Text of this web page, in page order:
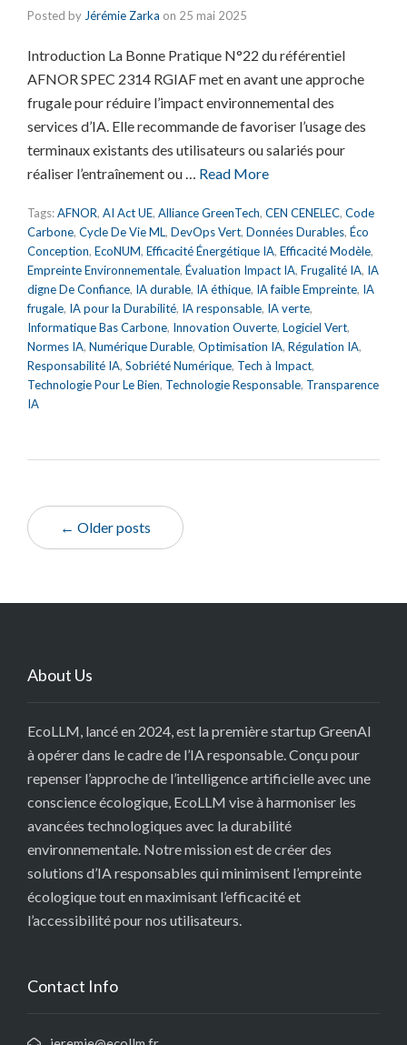
Posted by Jérémie Zarka on 25 mai 2025
Introduction La Bonne Pratique N°22 du référentiel
AFNOR SPEC 2314 RGIAF met en avant une approche
frugale pour réduire l’impact environnemental des
services d’IA. Elle recommande de favoriser l’usage des
terminaux existants des utilisateurs ou salariés pour
réaliser l’entraînement ou … Read More
Tags:AFNOR, AI Act UE, Alliance GreenTech, CEN CENELEC, Code
Carbone, Cycle De Vie ML, DevOps Vert, Données Durables, Éco
Conception, EcoNUM, Efficacité Énergétique IA, Efficacité Modèle,
Empreinte Environnementale, Évaluation Impact IA, Frugalité IA, IA
digne De Confiance, IA durable, IA éthique, IA faible Empreinte, IA
frugale, IA pour la Durabilité, IA responsable, IA verte,
Informatique Bas Carbone, Innovation Ouverte, Logiciel Vert,
Normes IA, Numérique Durable, Optimisation IA, Régulation IA,
Responsabilité IA, Sobriété Numérique, Tech à Impact,
Technologie Pour Le Bien, Technologie Responsable, Transparence
IA
← Older posts
About Us
EcoLLM, lancé en 2024, est la première startup GreenAI
à opérer dans le cadre de l’IA responsable. Conçu pour
repenser l’approche de l’intelligence artificielle avec une
conscience écologique, EcoLLM vise à harmoniser les
avancées technologiques avec la durabilité
environnementale. Notre mission est de créer des
solutions d’IA responsables qui minimisent l’empreinte
écologique tout en maximisant l’efficacité et
l’accessibilité pour nos utilisateurs.
Contact Info